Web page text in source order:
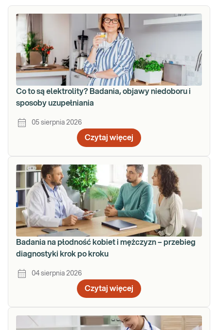
Co to są elektrolity? Badania, objawy niedoboru i
sposoby uzupełniania
05 sierpnia 2026
Czytaj więcej
Badania na płodność kobiet i mężczyzn – przebieg
diagnostyki krok po kroku
04 sierpnia 2026
Czytaj więcej